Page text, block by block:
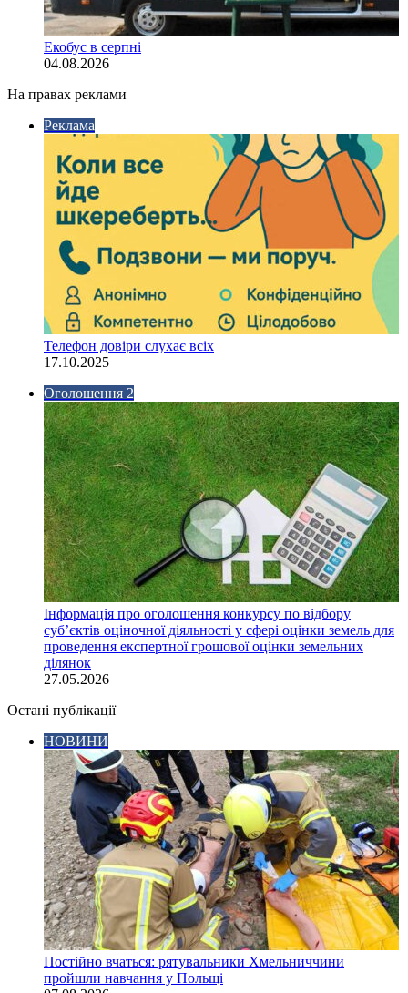
Екобус в серпні
04.08.2026
На правах реклами
Реклама
Телефон довіри слухає всіх
17.10.2025
Оголошення 2
Інформація про оголошення конкурсу по відбору
суб’єктів оціночної діяльності у сфері оцінки земель для
проведення експертної грошової оцінки земельних
ділянок
27.05.2026
Остані публікації
НОВИНИ
Постійно вчаться: рятувальники Хмельниччини
пройшли навчання у Польщі